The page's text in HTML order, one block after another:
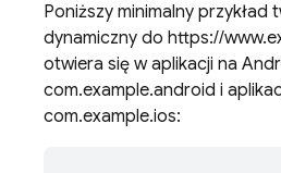
Poniższy minimalny przykład
dynamiczny do https://
otwiera się w aplikacji na
com.example.android i
com.example.ios: